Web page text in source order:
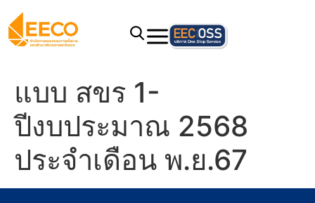
แบบ สขร 1-
ปีงบประมาณ 2568
ประจำเดือน พ.ย.67